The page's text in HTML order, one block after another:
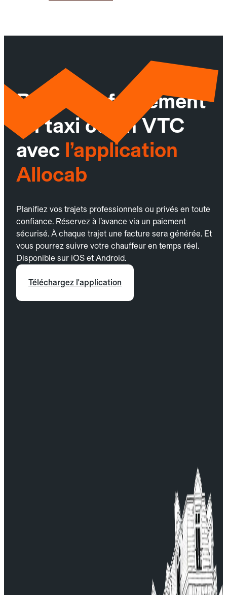
Réservez facilement
un taxi ou un VTC
avec l’application
Allocab
Planifiez vos trajets professionnels ou privés en toute
confiance. Réservez à l’avance via un paiement
sécurisé. À chaque trajet une facture sera générée. Et
vous pourrez suivre votre chauffeur en temps réel.
Disponible sur iOS et Android.
Téléchargez l'application